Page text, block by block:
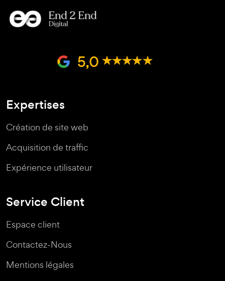
5,0
Expertises
Création de site web
Acquisition de traffic
Expérience utilisateur
Service Client
Espace client
Contactez-Nous
Mentions légales